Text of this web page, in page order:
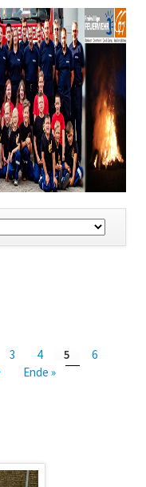
3 4 5
6
Ende »